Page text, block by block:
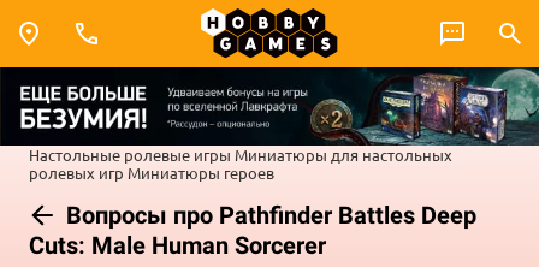
Настольные ролевые игры Миниатюры для настольных
ролевых игр Миниатюры героев
Вопросы про Pathfinder Battles Deep
Cuts: Male Human Sorcerer